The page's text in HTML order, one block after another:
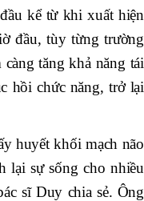
kể từ khi xuất hiện
đầu, tùy từng trường
tăng khả năng tái
hồi chức năng, trở lại
huyết khối mạch não
lại sự sống cho nhiều
sĩ Duy chia sẻ. Ông